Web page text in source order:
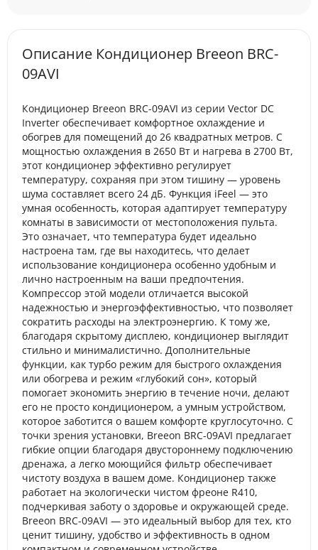
Описание Кондиционер Breeon BRC-
09AVI
Кондиционер Breeon BRC-09AVI из серии Vector DC
Inverter обеспечивает комфортное охлаждение и
обогрев для помещений до 26 квадратных метров. С
мощностью охлаждения в 2650 Вт и нагрева в 2700 Вт,
этот кондиционер эффективно регулирует
температуру, сохраняя при этом тишину — уровень
шума составляет всего 24 дБ. Функция iFeel — это
умная особенность, которая адаптирует температуру
комнаты в зависимости от местоположения пульта.
Это означает, что температура будет идеально
настроена там, где вы находитесь, что делает
использование кондиционера особенно удобным и
лично настроенным на ваши предпочтения.
Компрессор этой модели отличается высокой
надежностью и энергоэффективностью, что позволяет
сократить расходы на электроэнергию. К тому же,
благодаря скрытому дисплею, кондиционер выглядит
стильно и минималистично. Дополнительные
функции, как турбо режим для быстрого охлаждения
или обогрева и режим «глубокий сон», который
помогает экономить энергию в течение ночи, делают
его не просто кондиционером, а умным устройством,
которое заботится о вашем комфорте круглосуточно. С
точки зрения установки, Breeon BRC-09AVI предлагает
гибкие опции благодаря двустороннему подключению
дренажа, а легко моющийся фильтр обеспечивает
чистоту воздуха в вашем доме. Кондиционер также
работает на экологически чистом фреоне R410,
подчеркивая заботу о здоровье и окружающей среде.
Breeon BRC-09AVI — это идеальный выбор для тех, кто
ценит тишину, удобство и эффективность в одном